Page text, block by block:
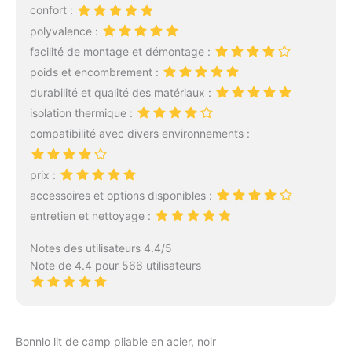
être aussi confortable
qu'un lit. Les enfants
peuvent l'utiliser comme
base secrète dans la
chambre et s'y cacher. La
Fermeture à Glissière
Gauche Et Droite Peut
gauche et droite, que
vous soyez allongé sur le
pouvez trouver un sac de
couchage qui vous
former un sac de
confort :
polyvalence :
facilité de montage et démontage :
poids et encombrement :
durabilité et qualité des matériaux :
isolation thermique :
compatibilité avec divers environnements :
prix :
accessoires et options disponibles :
entretien et nettoyage :
Notes des utilisateurs 4.4/5
Note de 4.4 pour 566 utilisateurs
Bonnlo lit de camp pliable en acier, noir